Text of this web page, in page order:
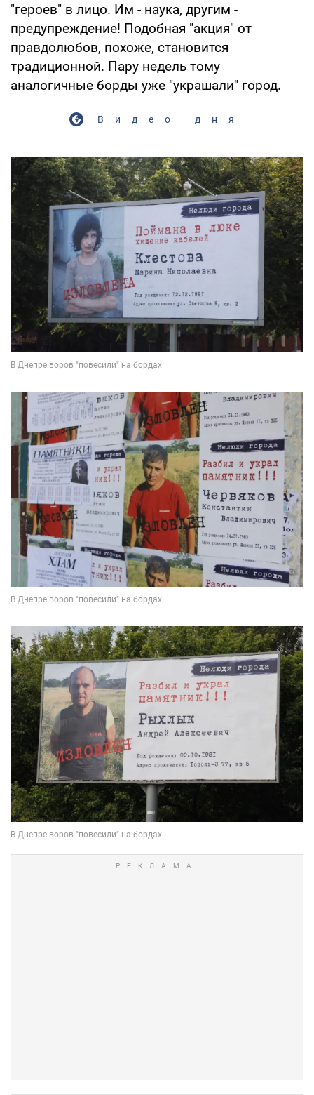
"героев" в лицо. Им - наука, другим -
предупреждение! Подобная "акция" от
правдолюбов, похоже, становится
традиционной. Пару недель тому
аналогичные борды уже "украшали" город.
Видео дня